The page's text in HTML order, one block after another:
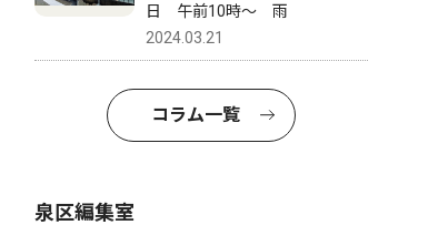
日 午前10時〜 雨
2024.03.21
コラム一覧
泉区編集室